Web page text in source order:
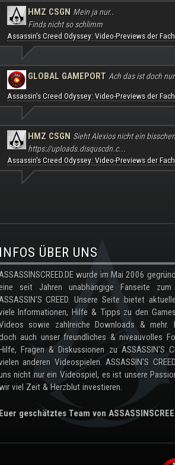
HMZ CSGN Mein ja nur..
Finds nicht so schlimm
Assassin's Creed Odyssey: Video-Previews der
GLOBAL GAMEPORT Ach das ist doch
Assassin's Creed Odyssey: Video-Previews der
HMZ CSGN Sieht Alexios nicht ein
https://uploads.disquscdn.c...
Assassin's Creed Odyssey: Video-Previews der
INFOS ÜBER UNS
wurde im Mai 2006
seit Jahren unabhängige Fanseite zum
CREED. Unsere Seite bietet
Informationen, Hilfe & Tipps zu den
sowie zahlreiche Downloads & mehr.
auch unser freundliches & niveauvolles
Fragen & Diskussionen zu ASSASSIN'S
anderen Videospielen. ASSASSIN'S
nicht nur ein Videospiel, es ist unsere
viel Zeit & Herzblut investieren.
Euer geschätztes Team von